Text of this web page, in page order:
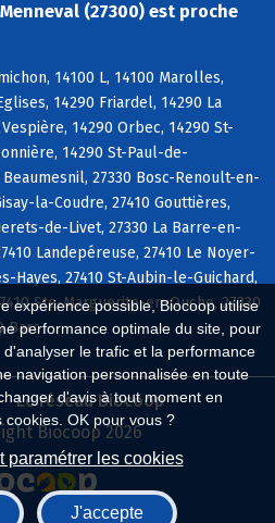
expérience possible, Biocoop utilise
performance optimale du site, pour
le trafic et la performance
navigation personnalisée en toute
d'avis à tout moment en
cookies. OK pour vous ?
paramétrer les cookies
J'accepte
(27300) est proche
14100 L, 14100 Marolles,
14290 Friardel, 14290 La
14290 Orbec, 14290 St-
14290 St-Paul-de-
Beaumesnil, 27330 Bosc-Renoult-en-
la-Coudre, 27410 Gouttières,
de-Livet, 27330 La Barre-en-
Landepéreuse, 27410 Le Noyer-
Hayes, 27410 St-Aubin-le-Guichard,
Ste-Marguerite-en-Ouche, 27330
Barc
Le réseau Biocoop
Biocoop 2026